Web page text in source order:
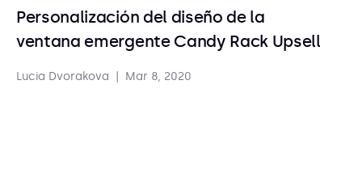
Personalización del diseño de la
ventana emergente Candy Rack Upsell
Lucia Dvorakova Mar 8, 2020